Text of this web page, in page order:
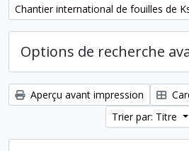
Remove filter:
Chantier international de fouilles de
Options de recherche
Aperçu avant impression
Trier par: Titre